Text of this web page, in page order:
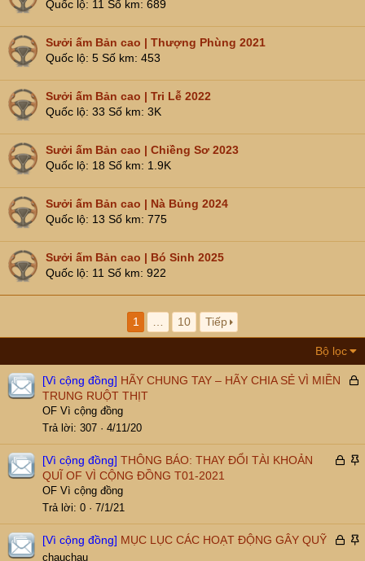
Quốc lộ 11 Số km 689
Sưởi ấm Bản cao | Thượng Phùng 2021
Quốc lộ 5 Số km 453
Sưởi ấm Bản cao | Tri Lễ 2022
Quốc lộ 33 Số km 3K
Sưởi ấm Bản cao | Chiềng Sơ 2023
Quốc lộ 18 Số km 1.9K
Sưởi ấm Bản cao | Nà Bủng 2024
Quốc lộ 13 Số km 775
Sưởi ấm Bản cao | Bó Sinh 2025
Quốc lộ 11 Số km 922
1 10 Tiếp
Bộ lọc
Đ
ó
a
[Vì cộng đồng] HÃY CHUNG TAY – HÃY CHIA SẺ VÌ MIỀN
TRUNG RUỘT THỊT
OF Vì cộng đồng
Trả lời 307 4/11/20
Đ
ó
a
D
ê
n
[Vì cộng đồng] THÔNG BÁO: THAY ĐỔI TÀI KHOẢN
QUĨ OF VÌ CỘNG ĐỒNG T01-2021
OF Vì cộng đồng
Trả lời 0 7/1/21
Đ D
[Vì cộng đồng] MỤC LỤC CÁC HOẠT ĐỘNG GÂY QUỸ
chauchau